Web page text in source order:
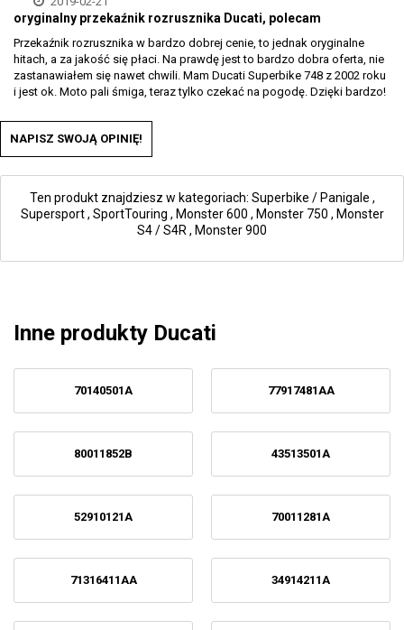
oryginalny przekaźnik rozrusznika Ducati, polecam
Przekaźnik rozrusznika w bardzo dobrej cenie, to jednak oryginalne
hitach, a za jakość się płaci. Na prawdę jest to bardzo dobra oferta, nie
zastanawiałem się nawet chwili. Mam Ducati Superbike 748 z 2002 roku
i jest ok. Moto pali śmiga, teraz tylko czekać na pogodę. Dzięki bardzo!
NAPISZ SWOJĄ OPINIĘ!
Ten produkt znajdziesz w kategoriach: Superbike / Panigale ,
Supersport, SportTouring , Monster 600 , Monster 750 , Monster
S4 / S4R , Monster 900
Inne produkty Ducati
70140501A 77917481AA
80011852B 43513501A
52910121A 70011281A
71316411AA 34914211A